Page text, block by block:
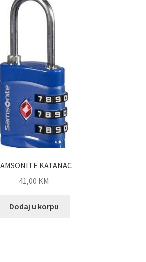
KATANAC
41,00 KM
Dodaj u korpu